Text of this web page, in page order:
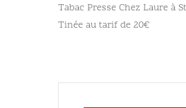
Tabac Presse Chez Laure à
Tinée au tarif de 20€